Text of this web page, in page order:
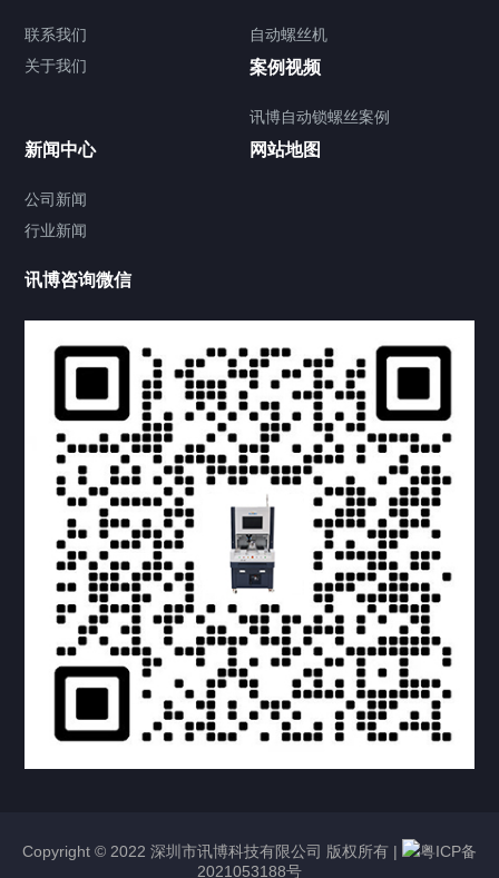
关于我们
提交您的需求，获取产品资料与报价
联系我们
关于我们
自动螺丝机
案例视频
讯博自动锁螺丝案例
新闻中心
公司新闻
行业新闻
网站地图
讯博咨询微信
Copyright © 2022 深圳市讯博科技有限公司 版权所有 |
粤ICP备
2021053188号